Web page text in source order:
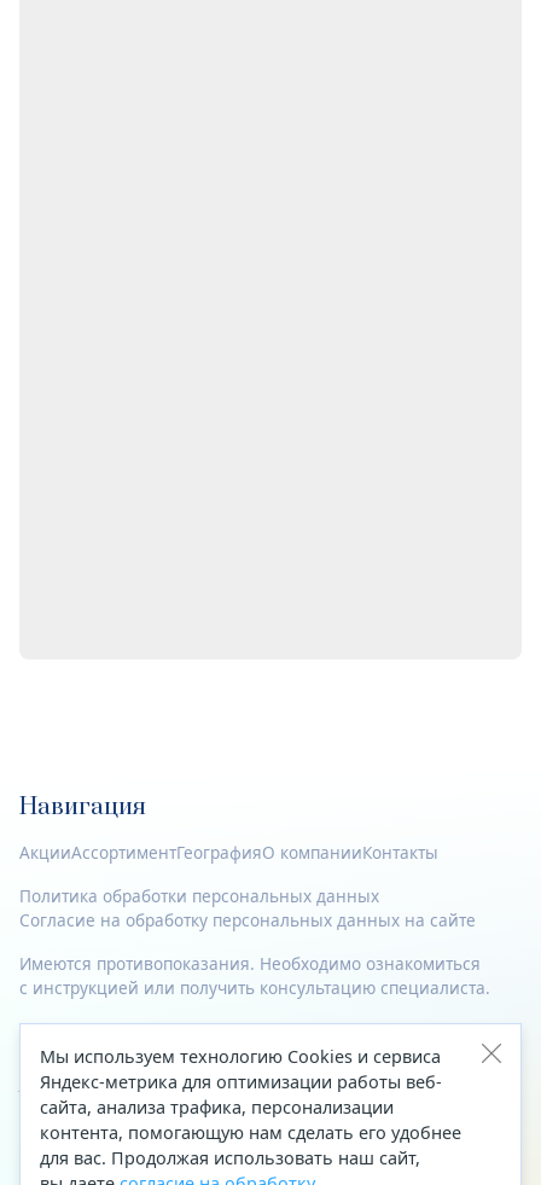
Навигация
АкцииАссортиментГеографияО компанииКонтакты
Политика обработки персональных данных
Согласие на обработку персональных данных на сайте
Имеются противопоказания. Необходимо ознакомиться
с инструкцией или получить консультацию специалиста.
© 2023—2026 Все права защищены.
Адрес
Архангельск, ул. Папанина, д. 19 (вход в здание со стороны
автоцентра «Тойота»)
Мы используем технологию Cookies и сервиса
Яндекс-метрика для оптимизации работы веб-
сайта, анализа трафика, персонализации
контента, помогающую нам сделать его удобнее
для вас. Продолжая использовать наш сайт,